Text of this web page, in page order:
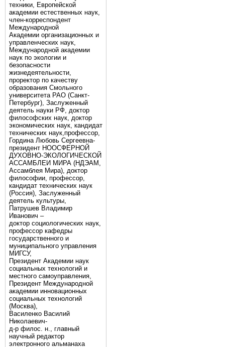
техники, Европейской
академии естественных наук,
член-корреспондент
Международной
Академии организационных и
управленческих наук,
Международной академии
наук по экологии и
безопасности
жизнедеятельности,
проректор по качеству
образования Смольного
университета РАО (Санкт-
Петербург), Заслуженный
деятель науки РФ, доктор
философских наук, доктор
экономических наук, кандидат
технических наук,профессор,
Гордина Любовь Сергеевна-
президент НООСФЕРНОЙ
ДУХОВНО-ЭКОЛОГИЧЕСКОЙ
АССАМБЛЕИ МИРА (НДЭАМ,
Ассамблея Мира), доктор
философии, профессор,
кандидат технических наук
(Россия), Заслуженный
деятель культуры,
Патрушев Владимир
Иванович –
доктор социологических наук,
профессор кафедры
государственного и
муниципального управления
МИГСУ,
Президент Академии наук
социальных технологий и
местного самоуправления,
Президент Международной
академии инновационных
социальных технологий
(Москва),
Василенко Василий
Николаевич-
д-р филос. н., главный
научный редактор
электронного альманаха